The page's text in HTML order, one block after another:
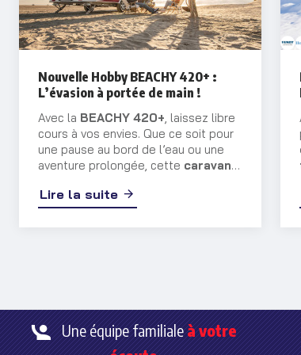
Nouvelle Hobby BEACHY 420+ :
L’évasion à portée de main !
Avec la BEACHY 420+ , laissez libre
cours à vos envies. Que ce soit pour
une pause au bord de l’eau ou une
aventure prolongée, cette caravane
mêlant sérénité et charme balnéaire.
Lire la suite
Une équipe familialeà votre